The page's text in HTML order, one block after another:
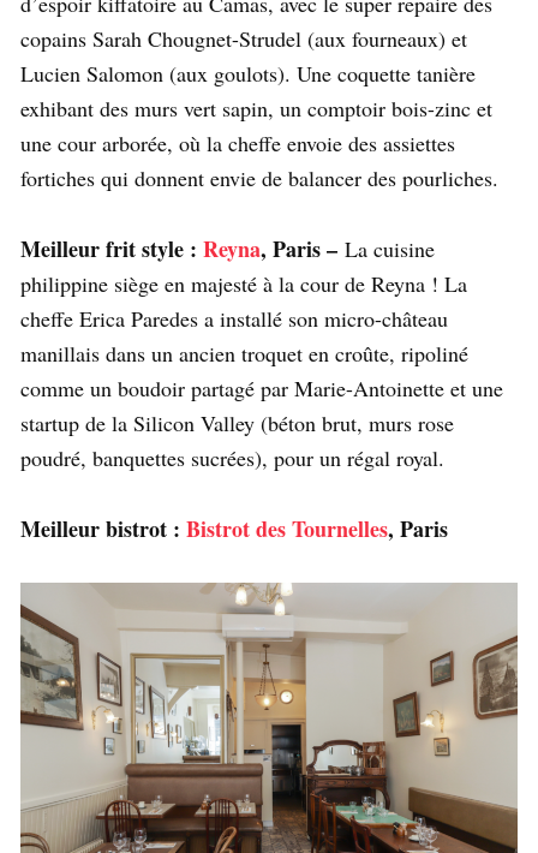
copains Sarah Chougnet-Strudel (aux fourneaux) et
Lucien Salomon (aux goulots). Une coquette tanière
exhibant des murs vert sapin, un comptoir bois-zinc et
une cour arborée, où la cheffe envoie des assiettes
fortiches qui donnent envie de balancer des pourliches.
Meilleur frit style : Reyna, Paris – La cuisine
philippine siège en majesté à la cour de Reyna ! La
cheffe Erica Paredes a installé son micro-château
manillais dans un ancien troquet en croûte, ripoliné
comme un boudoir partagé par Marie-Antoinette et une
startup de la Silicon Valley (béton brut, murs rose
poudré, banquettes sucrées), pour un régal royal.
Meilleur bistrot : Bistrot des Tournelles, Paris